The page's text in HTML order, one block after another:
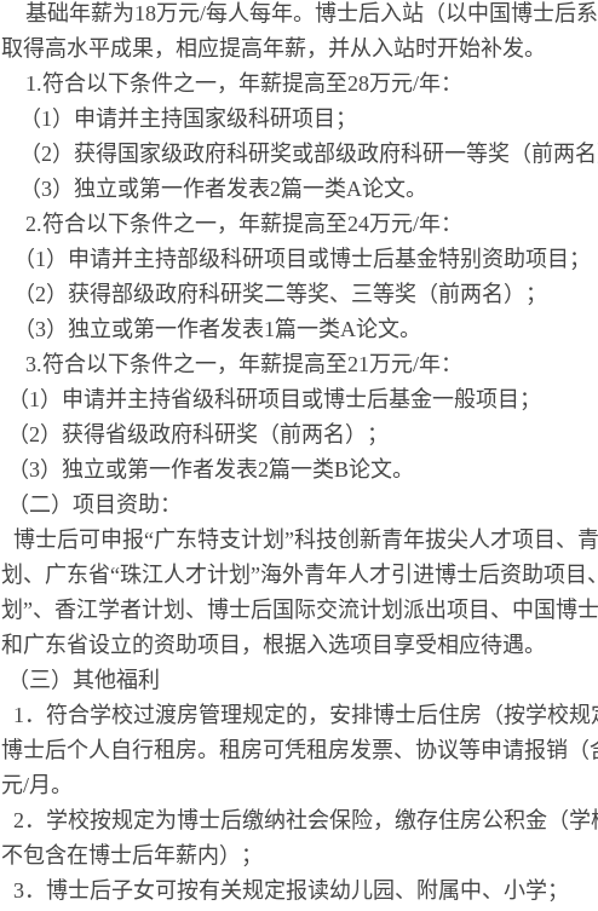
基础年薪为18万元/每人每年。博士后入站（以中国博士后
取得高水平成果，相应提高年薪，并从入站时开始补发。
1.符合以下条件之一，年薪提高至28万元/年：
（1）申请并主持国家级科研项目；
（2）获得国家级政府科研奖或部级政府科研一等奖（前两名
（3）独立或第一作者发表2篇一类A论文。
2.符合以下条件之一，年薪提高至24万元/年：
（1）申请并主持部级科研项目或博士后基金特别资助项目；
（2）获得部级政府科研奖二等奖、三等奖（前两名）；
（3）独立或第一作者发表1篇一类A论文。
3.符合以下条件之一，年薪提高至21万元/年：
（1）申请并主持省级科研项目或博士后基金一般项目；
（2）获得省级政府科研奖（前两名）；
（3）独立或第一作者发表2篇一类B论文。
（二）项目资助：
博士后可申报“广东特支计划”科技创新青年拔尖人才项目、
划、广东省“珠江人才计划”海外青年人才引进博士后资助项
划”、香江学者计划、博士后国际交流计划派出项目、中国博
和广东省设立的资助项目，根据入选项目享受相应待遇。
（三）其他福利
1．符合学校过渡房管理规定的，安排博士后住房（按学校
博士后个人自行租房。租房可凭租房发票、协议等申请报销（
元/月。
2．学校按规定为博士后缴纳社会保险，缴存住房公积金（学
不包含在博士后年薪内）；
3．博士后子女可按有关规定报读幼儿园、附属中、小学；